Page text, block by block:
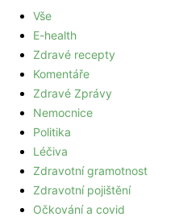
Vše
E-health
Zdravé recepty
Komentáře
Zdravé Zprávy
Nemocnice
Politika
Léčiva
Zdravotní gramotnost
Zdravotní pojištění
Očkování a covid